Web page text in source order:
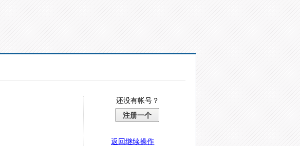
还没有帐号？
注册一个
返回继续操作